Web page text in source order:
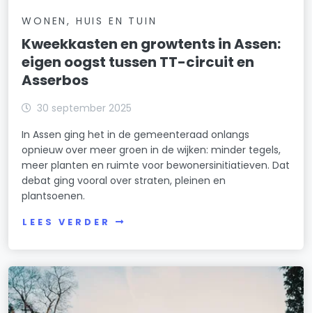
WONEN, HUIS EN TUIN
Kweekkasten en growtents in Assen:
eigen oogst tussen TT-circuit en
Asserbos
30 september 2025
In Assen ging het in de gemeenteraad onlangs
opnieuw over meer groen in de wijken: minder tegels,
meer planten en ruimte voor bewonersinitiatieven. Dat
debat ging vooral over straten, pleinen en
plantsoenen.
LEES VERDER